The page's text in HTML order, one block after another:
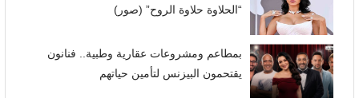
“الحلاوة حلاوة الروح” (صور)
بمطاعم ومشروعات عقارية وطبية.. فنانون
يقتحمون البيزنس لتأمين حياتهم